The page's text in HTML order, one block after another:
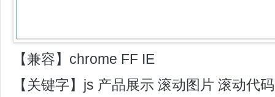
【兼容】chrome FF IE
【关键字】js 产品展示 滚动图片 滚动代码